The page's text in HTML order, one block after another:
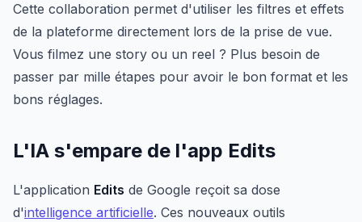
Cette collaboration permet d'utiliser les filtres et effets
de la plateforme directement lors de la prise de vue.
Vous filmez une story ou un reel ? Plus besoin de
passer par mille étapes pour avoir le bon format et les
bons réglages.
L'IA s'empare de l'app Edits
L'application Edits de Google reçoit sa dose
d'intelligence artificielle. Ces nouveaux outils